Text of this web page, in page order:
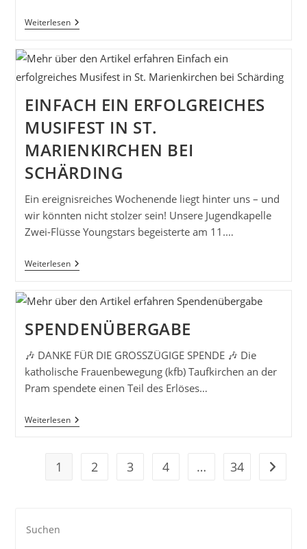
WeiterlesenHURRA
–
MARIE
Ist
Da!
EINFACH EIN ERFOLGREICHES
MUSIFEST IN ST.
MARIENKIRCHEN BEI
SCHÄRDING
Ein ereignisreiches Wochenende liegt hinter uns – und
wir könnten nicht stolzer sein! Unsere Jugendkapelle
Zwei-Flüsse Youngstars begeisterte am 11.…
WeiterlesenEinfach
Ein
Musifest
In
Marienkirchen
Schärding
SPENDENÜBERGABE
🎶 DANKE FÜR DIE GROSSZÜGIGE SPENDE 🎶 Die
katholische Frauenbewegung (kfb) Taufkirchen an der
Pram spendete einen Teil des Erlöses…
WeiterlesenSpendenübergabe
1 2 3 4 … 34 Zur